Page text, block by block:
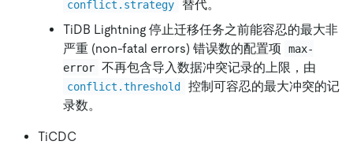
conflict.strategy
替代。
TiDB Lightning 停止迁移任务之前能容忍的最大非
严重 (non-fatal errors) 错误数的配置项
max-
error 不再包含导入数据冲突记录的上限，由
conflict.threshold
控制可容忍的最大冲突的记
录数。
TiCDC